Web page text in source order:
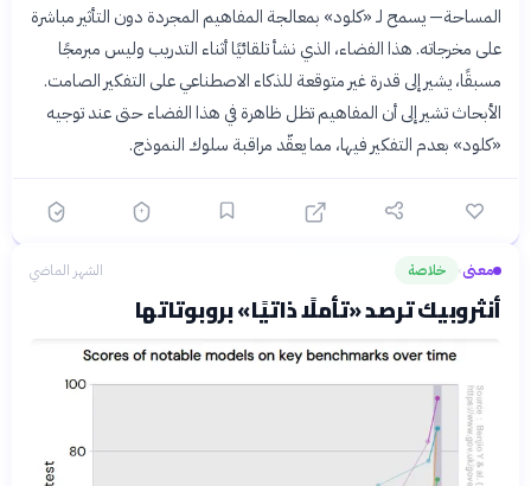
المساحة— يسمح لـ «كلود» بمعالجة المفاهيم المجردة دون التأثير مباشرة
على مخرجاته. هذا الفضاء، الذي نشأ تلقائيًا أثناء التدريب وليس مبرمجًا
مسبقًا، يشير إلى قدرة غير متوقعة للذكاء الاصطناعي على التفكير الصامت.
الأبحاث تشير إلى أن المفاهيم تظل ظاهرة في هذا الفضاء حتى عند توجيه
«كلود» بعدم التفكير فيها، مما يعقّد مراقبة سلوك النموذج.
معنى› خلاصة الشهر الماضي
أنثروبيك ترصد «تأملًا ذاتيًا» بروبوتاتها